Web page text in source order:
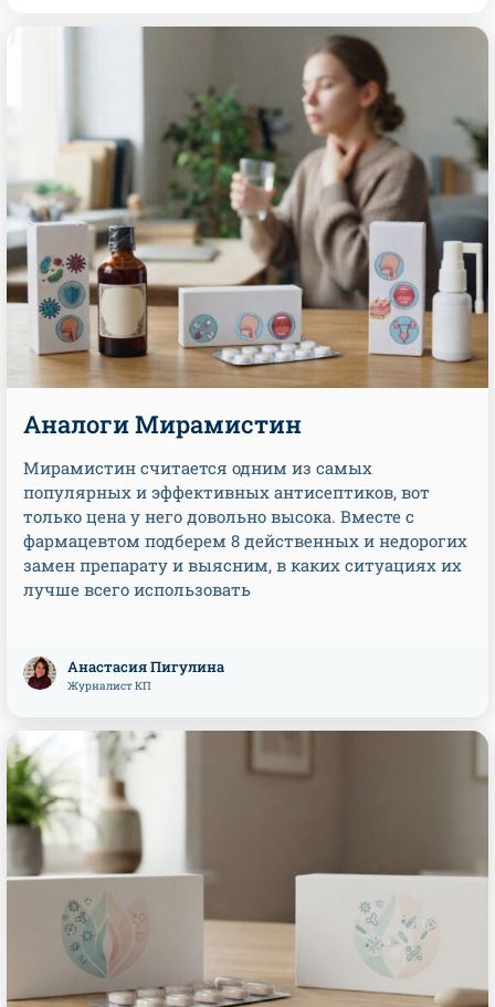
Аналоги Мирамистин
Мирамистин считается одним из самых
популярных и эффективных антисептиков, вот
только цена у него довольно высока. Вместе с
фармацевтом подберем 8 действенных и недорогих
замен препарату и выясним, в каких ситуациях их
лучше всего использовать
Анастасия Пигулина
Журналист КП